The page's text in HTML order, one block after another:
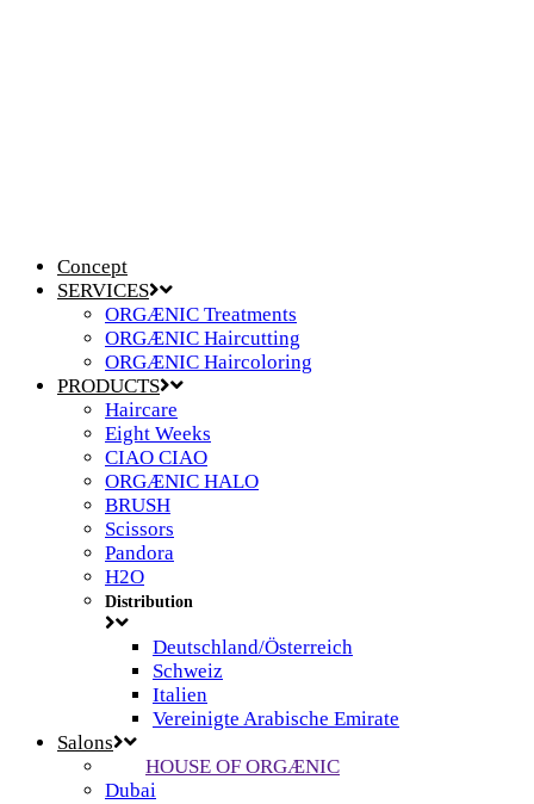
Concept
SERVICES
ORGÆNIC Treatments
ORGÆNIC Haircutting
ORGÆNIC Haircoloring
PRODUCTS
Haircare
Eight Weeks
CIAO CIAO
ORGÆNIC HALO
BRUSH
Scissors
Pandora
H2O
Distribution
Deutschland/Österreich
Schweiz
Italien
Vereinigte Arabische Emirate
Salons
HOUSE OF ORGÆNIC
Dubai